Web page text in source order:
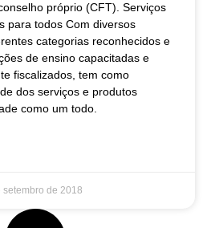
próprio (CFT). Serviços
para todos Com diversos
categorias reconhecidos e
de ensino capacitadas e
fiscalizados, tem como
dos serviços e produtos
como um todo.
setembro de 2018